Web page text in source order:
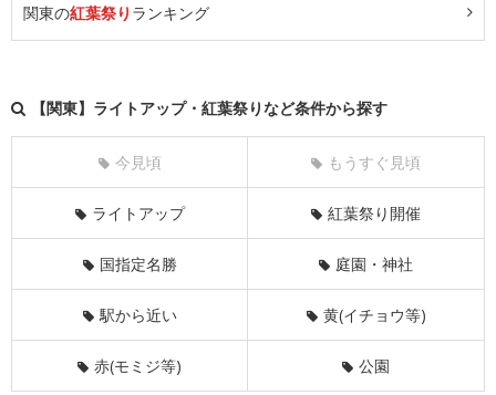
関東の紅葉祭り ランキング
【関東】ライトアップ・紅葉祭りなど条件から探す
今見頃 もうすぐ見頃
ライトアップ 紅葉祭り開催
国指定名勝 庭園・神社
駅から近い 黄(イチョウ等)
赤(モミジ等) 公園